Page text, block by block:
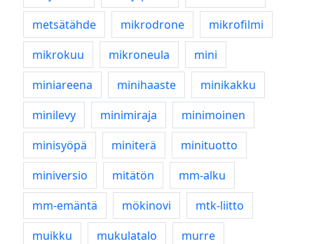
metsätähde
mikrodrone
mikrofilmi
mikrokuu
mikroneula
mini
miniareena
minihaaste
minikakku
minilevy
minimiraja
minimoinen
minisyöpä
miniterä
minituotto
miniversio
mitätön
mm-alku
mm-emäntä
mökinovi
mtk-liitto
muikku
mukulatalo
murre